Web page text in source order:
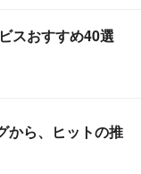
スおすすめ40選
から、ヒットの推